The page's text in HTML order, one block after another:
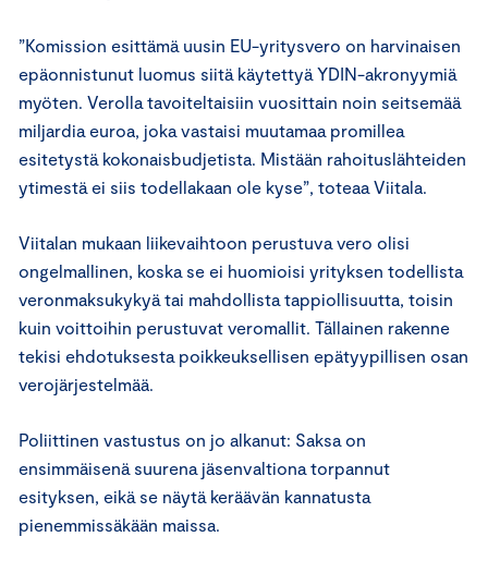
”Komission esittämä uusin EU-yritysvero on harvinaisen
epäonnistunut luomus siitä käytettyä YDIN-akronyymiä
myöten. Verolla tavoiteltaisiin vuosittain noin seitsemää
miljardia euroa, joka vastaisi muutamaa promillea
esitetystä kokonaisbudjetista. Mistään rahoituslähteiden
ytimestä ei siis todellakaan ole kyse”, toteaa Viitala.
Viitalan mukaan liikevaihtoon perustuva vero olisi
ongelmallinen, koska se ei huomioisi yrityksen todellista
veronmaksukykyä tai mahdollista tappiollisuutta, toisin
kuin voittoihin perustuvat veromallit. Tällainen rakenne
tekisi ehdotuksesta poikkeuksellisen epätyypillisen osan
verojärjestelmää.
Poliittinen vastustus on jo alkanut: Saksa on
ensimmäisenä suurena jäsenvaltiona torpannut
esityksen, eikä se näytä keräävän kannatusta
pienemmissäkään maissa.